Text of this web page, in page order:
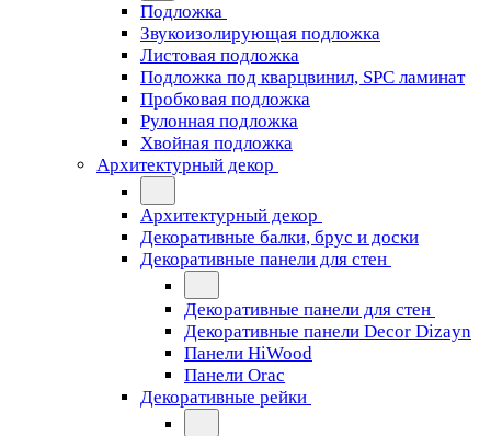
Подложка
Звукоизолирующая подложка
Листовая подложка
Подложка под кварцвинил, SPC ламинат
Пробковая подложка
Рулонная подложка
Хвойная подложка
Архитектурный декор
Архитектурный декор
Декоративные балки, брус и доски
Декоративные панели для стен
Декоративные панели для стен
Декоративные панели Decor Dizayn
Панели HiWood
Панели Orac
Декоративные рейки